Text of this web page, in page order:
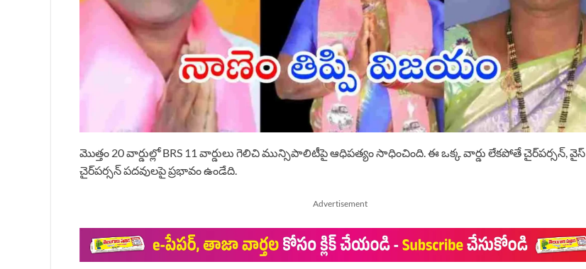
మొత్తం 20 వార్డుల్లో BRS 11 వార్డులు గెలిచి మున్సిపాలిటీపై ఆధిపత్యం సాధించింది. ఈ ఒక్క వార్డు లేకపోతే చైర్‌పర్సన్, వైస్
చైర్‌పర్సన్ పదవులపై ప్రభావం ఉండేది.
Advertisement